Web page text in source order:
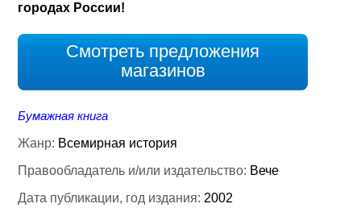
городах России!
Смотреть предложения
магазинов
Бумажная книга
Жанр: Всемирная история
Правообладатель и/или издательство: Вече
Дата публикации, год издания: 2002